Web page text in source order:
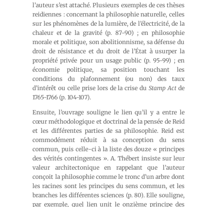
l’auteur s’est attaché. Plusieurs exemples de ces thèses
reidiennes : concernant la philosophie naturelle, celles
sur les phénomènes de la lumière, de l’électricité, de la
chaleur et de la gravité (p. 87-90) ; en philosophie
morale et politique, son abolitionnisme, sa défense du
droit de résistance et du droit de l’État à usurper la
propriété privée pour un usage public (p. 95-99) ; en
économie politique, sa position touchant les
conditions du plafonnement (ou non) des taux
d’intérêt ou celle prise lors de la crise duStamp Actde
1765-1766 (p. 104-107).
Ensuite, l’ouvrage souligne le lien qu’il y a entre le
cœur méthodologique et doctrinal de la pensée de Reid
et les différentes parties de sa philosophie. Reid est
commodément réduit à sa conception du sens
commun, puis celle-ci à la liste des douze « principes
des vérités contingentes ». A. Thébert insiste sur leur
valeur architectonique en rappelant que l’auteur
conçoit la philosophie comme le tronc d’un arbre dont
les racines sont les principes du sens commun, et les
branches les différentes sciences (p. 80). Elle souligne,
par exemple, quel lien unit le onzième principe des